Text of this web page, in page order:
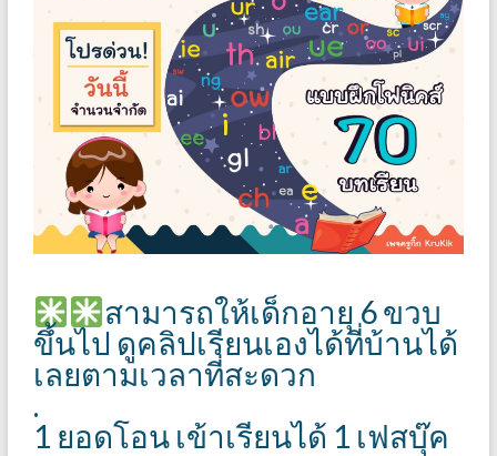
สามารถให้เด็กอายุ 6 ขวบ
ขึ้นไป ดูคลิปเรียนเองได้ที่บ้านได้
เลยตามเวลาที่สะดวก
.
1 ยอดโอน เข้าเรียนได้ 1 เฟสบุ๊ค